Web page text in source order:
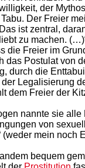
der
Der Freier
ist zentral,
zu machen.
die Freier im
das Postulat von
durch die
der Legalisierung
dem Freier der
nannte sie alle
von
(weder mein noch
bequem